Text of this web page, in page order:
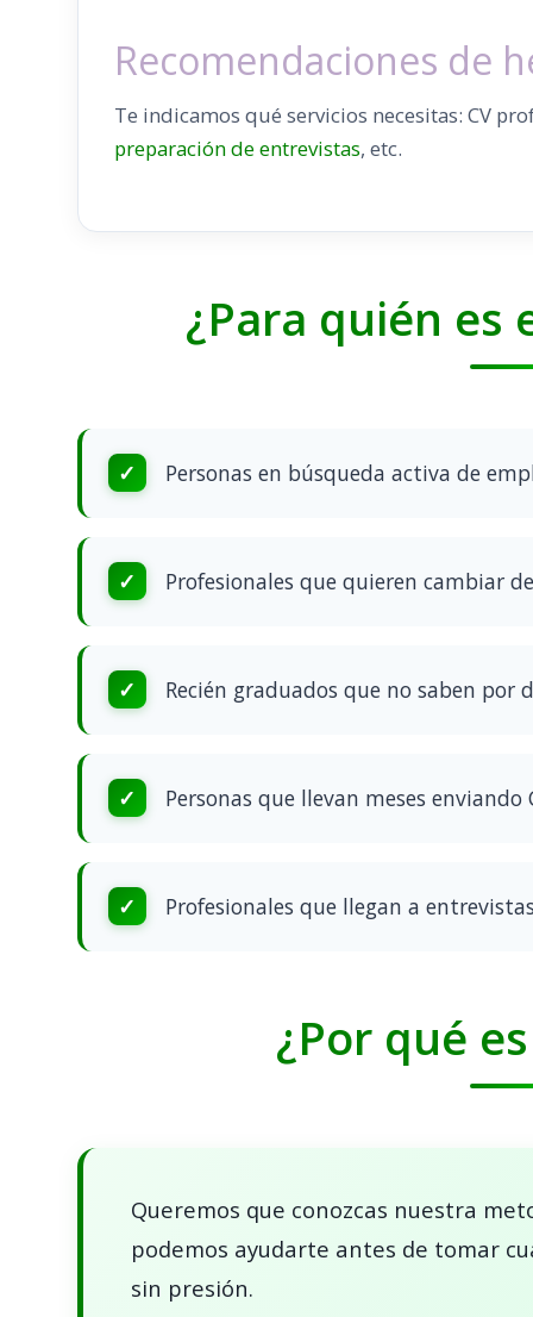
Recomendaciones de
Te indicamos qué servicios necesitas: CV
preparación de entrevistas, etc.
¿Para quién es
Personas en búsqueda activa de
Profesionales que quieren cambiar
Recién graduados que no saben por
Personas que llevan meses enviando
Profesionales que llegan a
¿Por qué
Queremos que conozcas nuestra
podemos ayudarte antes de tomar
sin presión.